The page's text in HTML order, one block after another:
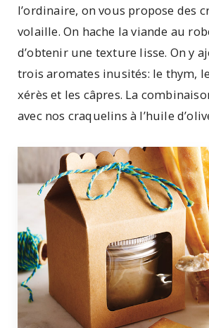
l’ordinaire, on vous propose des
volaille. On hache la viande au
d’obtenir une texture lisse. On y
trois aromates inusités: le thym,
xérès et les câpres. La
avec nos craquelins à l’huile